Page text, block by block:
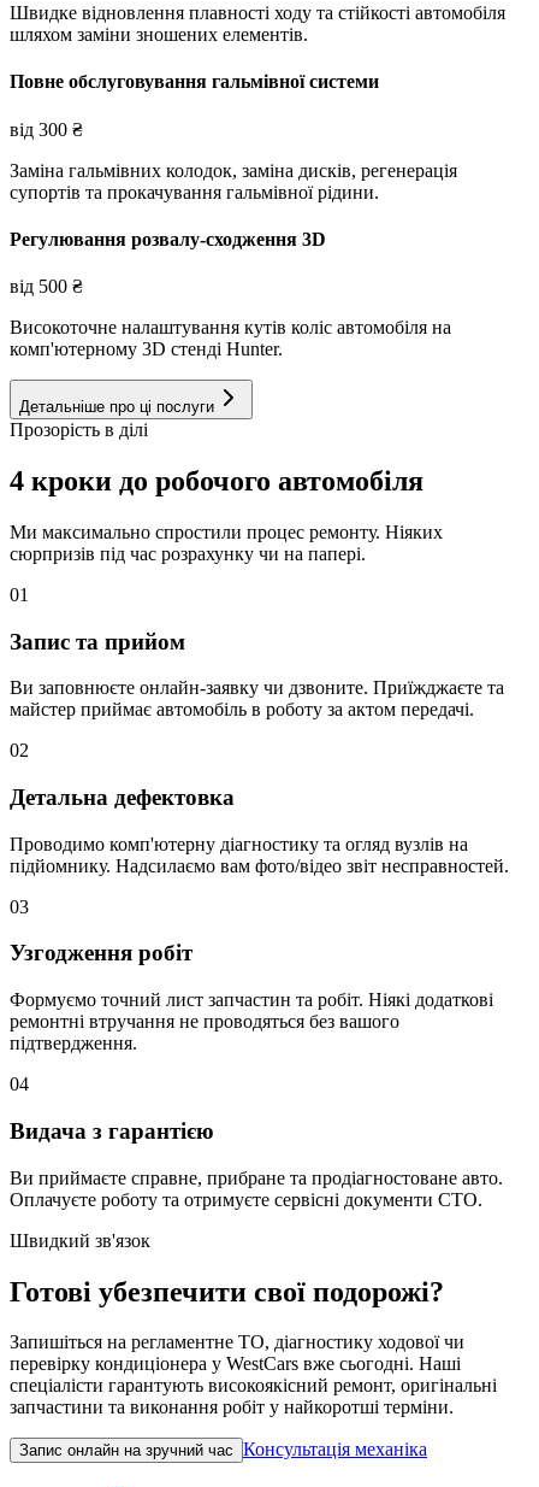
Швидке відновлення плавності ходу та стійкості автомобіля
шляхом заміни зношених елементів.
Повне обслуговування гальмівної системи
від 300 ₴
Заміна гальмівних колодок, заміна дисків, регенерація
супортів та прокачування гальмівної рідини.
Регулювання розвалу-сходження 3D
від 500 ₴
Високоточне налаштування кутів коліс автомобіля на
комп'ютерному 3D стенді Hunter.
Детальніше про ці послуги
Прозорість в ділі
4 кроки до робочого автомобіля
Ми максимально спростили процес ремонту. Ніяких
сюрпризів під час розрахунку чи на папері.
01
Запис та прийом
Ви заповнюєте онлайн-заявку чи дзвоните. Приїжджаєте та
майстер приймає автомобіль в роботу за актом передачі.
02
Детальна дефектовка
Проводимо комп'ютерну діагностику та огляд вузлів на
підйомнику. Надсилаємо вам фото/відео звіт несправностей.
03
Узгодження робіт
Формуємо точний лист запчастин та робіт. Ніякі додаткові
ремонтні втручання не проводяться без вашого
підтвердження.
04
Видача з гарантією
Ви приймаєте справне, прибране та продіагностоване авто.
Оплачуєте роботу та отримуєте сервісні документи СТО.
Швидкий зв'язок
Готові убезпечити свої подорожі?
Запишіться на регламентне ТО, діагностику ходової чи
перевірку кондиціонера у WestCars вже сьогодні. Наші
спеціалісти гарантують високоякісний ремонт, оригінальні
запчастини та виконання робіт у найкоротші терміни.
Запис онлайн на зручний час Консультація механіка